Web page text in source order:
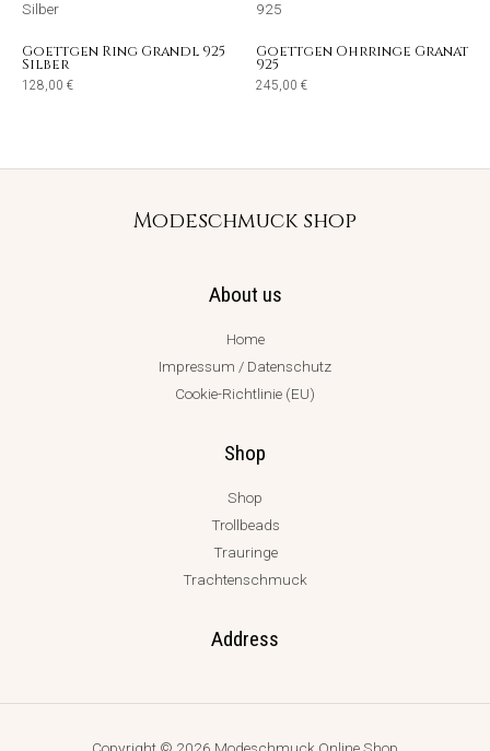
Goettgen Ring Grandl 925
Silber
128,00 €
Goettgen Ohrringe Granat
925
245,00 €
Modeschmuck shop
About us
Home
Impressum / Datenschutz
Cookie-Richtlinie (EU)
Shop
Shop
Trollbeads
Trauringe
Trachtenschmuck
Address
Copyright © 2026 Modeschmuck Online Shop